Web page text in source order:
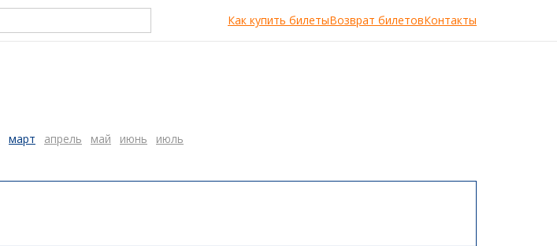
Как купить билетыВозврат билетовКонтакты
март апрель май июнь июль